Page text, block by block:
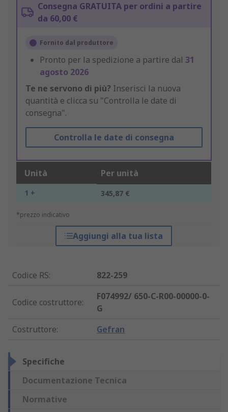
Consegna GRATUITA per ordini a partire
da 60,00 €
Fornito dal produttore
Pronto per la spedizione a partire dal 31
agosto 2026
Te ne servono di più? Inserisci la nuova
quantità e clicca su "Controlla le date di
consegna".
Controlla le date di consegna
Unità Per unità
1 + 345,87 €
*prezzo indicativo
Aggiungi alla tua lista
Codice RS: 822-259
Codice costruttore:
F074992/ 650-C-R00-00000-0-
G
Costruttore: Gefran
Specifiche
Documentazione Tecnica
Normative